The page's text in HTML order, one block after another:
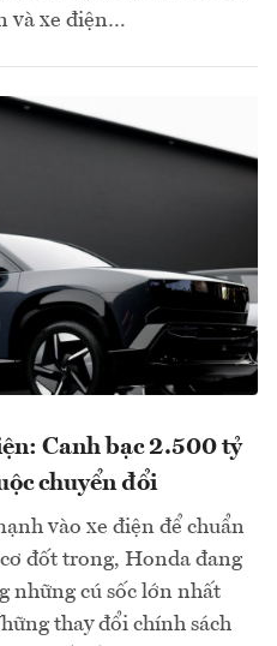
và xe điện…
Canh bạc 2.500 tỷ
chuyển đổi
vào xe điện để chuẩn
đốt trong, Honda đang
những cú sốc lớn nhất
thay đổi chính sách